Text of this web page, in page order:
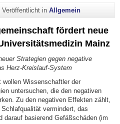
Veröffentlicht in Allgemein
fördert neue
Mainz
Strategien gegen negative
Herz-Kreislauf-System
wollen Wissenschaftler der
untersuchen, die den negativen
Zu den negativen Effekten zählt,
vermindert, das
darauf basierend Gefäßschäden (im